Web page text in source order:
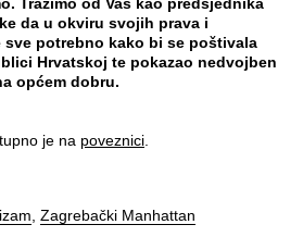
da u okviru svojih prava i
potrebno kako bi se poštivala
Hrvatskoj te pokazao nedvojben
općem dobru.
je na poveznici.
Zagrebački Manhattan